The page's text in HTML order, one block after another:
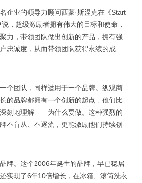
企业的领导力顾问西蒙·斯涅克在《Start
，超级激励者拥有伟大的目标和使命，
力，带领团队做出创新的产品，拥有强
忠诚度，从而带领团队获得永续的成
个团队，同样适用于一个品牌。纵观商
的品牌都拥有一个创新的起点，他们比
刻地理解——为什么要做。这种强烈的
不盲从、不逐流，更能激励他们持续创
牌。这个2006年诞生的品牌，早已稳居
实现了6年10倍增长，在冰箱、滚筒洗衣